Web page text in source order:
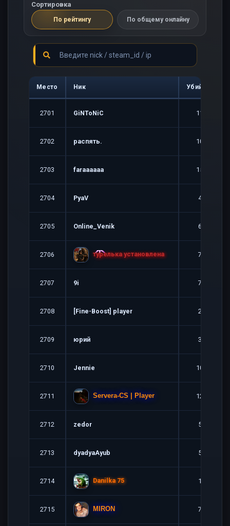
Сортировка
По рейтингу По общему онлайну
Место Ник Убийств
2701 GiNToNiC 11
2702 распять. 10
2703 faraaaaaa 15
2704 PyaV 4
2705 Online_Venik 6
2706 тypeлькa ycтaнoвлeнa 7
2707 9i 7
2708 [Fine-Boost] player 2
2709 юрий 3
2710 Jennie 10
2711 Servera-CS | Player 12
2712 zedor 5
2713 dyadyaAyub 5
2714 Danilka 75 1
2715 MIRON 7